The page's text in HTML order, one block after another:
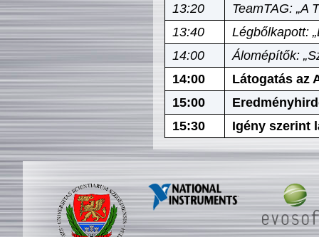
13:20
TeamTAG: „A
13:40
Légbőlkapott:
14:00
Álomépítők:
14:00
Látogatás az
15:00
15:30
Igény szerint